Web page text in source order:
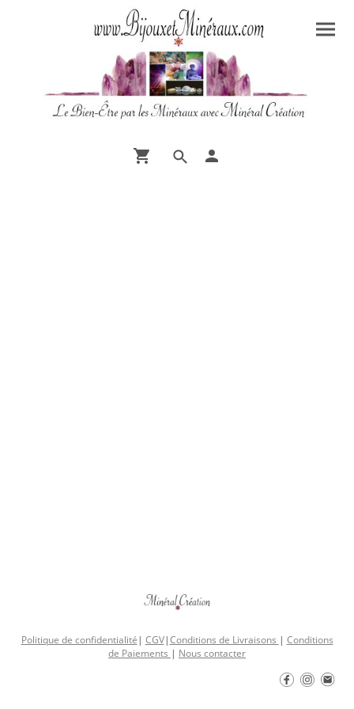
Politique de confidentialité | CGV|Conditions de Livraisons | Conditions
de Paiements | Nous contacter